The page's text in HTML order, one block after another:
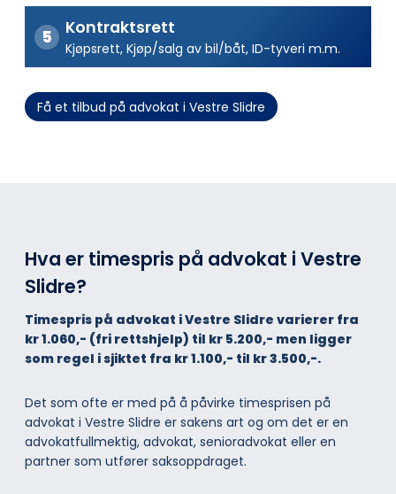
Kontraktsrett
Kjøpsrett, Kjøp/salg av bil/båt, ID-tyveri m.m.
Få et tilbud på advokat i Vestre Slidre
Hva er timespris på advokat i Vestre
Slidre?
Timespris på advokat i Vestre Slidre varierer fra
kr 1.060,- (fri rettshjelp) til kr 5.200,- men ligger
som regel i sjiktet fra kr 1.100,- til kr 3.500,-.
Det som ofte er med på å påvirke timesprisen på
advokat i Vestre Slidre er sakens art og om det er en
advokatfullmektig, advokat, senioradvokat eller en
partner som utfører saksoppdraget.